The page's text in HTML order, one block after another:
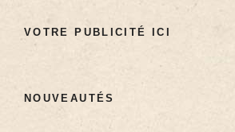
VOTRE PUBLICITÉ ICI
NOUVEAUTÉS